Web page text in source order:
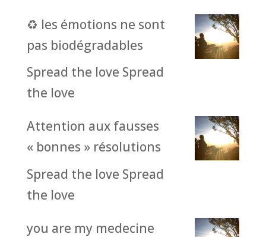
♻️ les émotions ne sont
pas biodégradables
Spread the love Spread
the love
Attention aux fausses
« bonnes » résolutions
Spread the love Spread
the love
you are my medecine